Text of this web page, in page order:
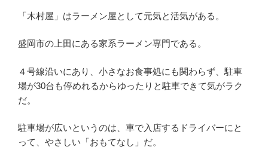
盛
市”
「木村屋」はラーメン屋として元気と活気がある。
盛岡市の上田にある家系ラーメン専門である。
４号線沿いにあり、小さなお食事処にも関わらず、駐車
場が30台も停めれるからゆったりと駐車できて気がラク
だ。
駐車場が広いというのは、車で入店するドライバーにと
って、やさしい「おもてなし」だ。